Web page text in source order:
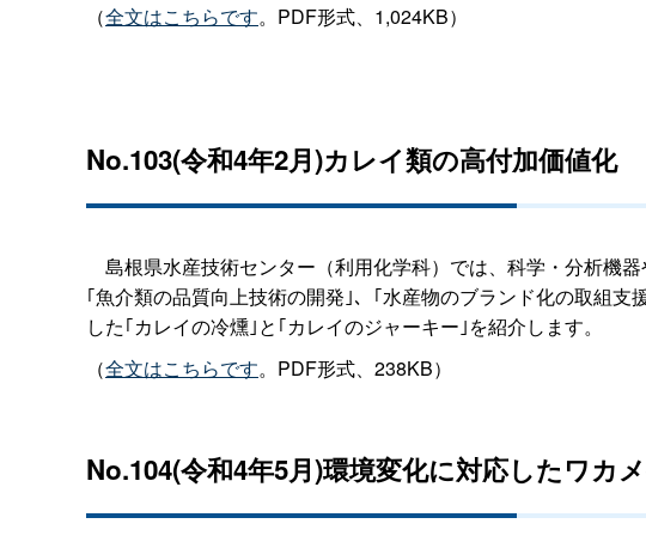
（全文はこちらです。PDF形式、1,024KB）
No.103(令和4年2月)カレイ類の高付加価値化
島根県水産技術センター（利用化学科）では、科学・分析機
｢魚介類の品質向上技術の開発｣、｢水産物のブランド化の取組
した｢カレイの冷燻｣と｢カレイのジャーキー｣を紹介します。
（全文はこちらです。PDF形式、238KB）
No.104(令和4年5月)環境変化に対応したワカ